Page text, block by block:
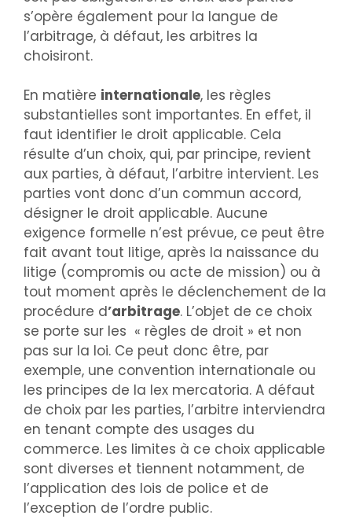
s’opère également pour la langue de
l’arbitrage, à défaut, les arbitres la
choisiront.
En matière internationale, les règles
substantielles sont importantes. En effet, il
faut identifier le droit applicable. Cela
résulte d’un choix, qui, par principe, revient
aux parties, à défaut, l’arbitre intervient. Les
parties vont donc d’un commun accord,
désigner le droit applicable. Aucune
exigence formelle n’est prévue, ce peut être
fait avant tout litige, après la naissance du
litige (compromis ou acte de mission) ou à
tout moment après le déclenchement de la
procédure d’arbitrage. L’objet de ce choix
se porte sur les « règles de droit » et non
pas sur la loi. Ce peut donc être, par
exemple, une convention internationale ou
les principes de la lex mercatoria. A défaut
de choix par les parties, l’arbitre interviendra
en tenant compte des usages du
commerce. Les limites à ce choix applicable
sont diverses et tiennent notamment, de
l’application des lois de police et de
l’exception de l’ordre public.